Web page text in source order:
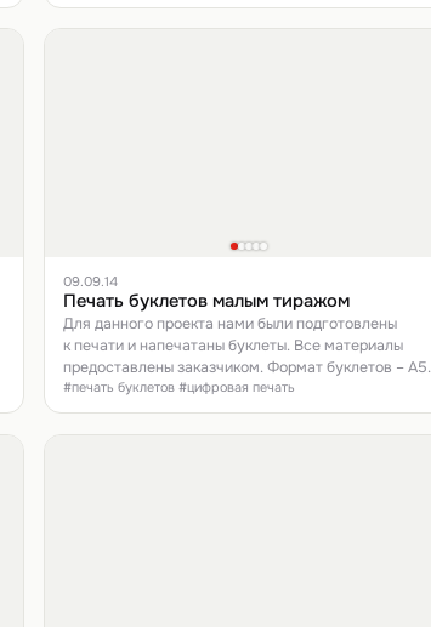
09.09.14
Печать буклетов малым тиражом
Для данного проекта нами были подготовлены
к печати и напечатаны буклеты. Все материалы
предоставлены заказчиком. Формат буклетов – А5.
#печать буклетов #цифровая печать